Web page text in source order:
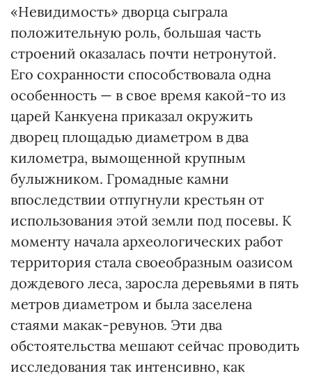
«Невидимость» дворца сыграла
положительную роль, большая часть
строений оказалась почти нетронутой.
Его сохранности способствовала одна
особенность — в свое время какой-то из
царей Канкуена приказал окружить
дворец площадью диаметром в два
километра, вымощенной крупным
булыжником. Громадные камни
впоследствии отпугнули крестьян от
использования этой земли под посевы. К
моменту начала археологических работ
территория стала своеобразным оазисом
дождевого леса, заросла деревьями в пять
метров диаметром и была заселена
стаями макак-ревунов. Эти два
обстоятельства мешают сейчас проводить
исследования так интенсивно, как